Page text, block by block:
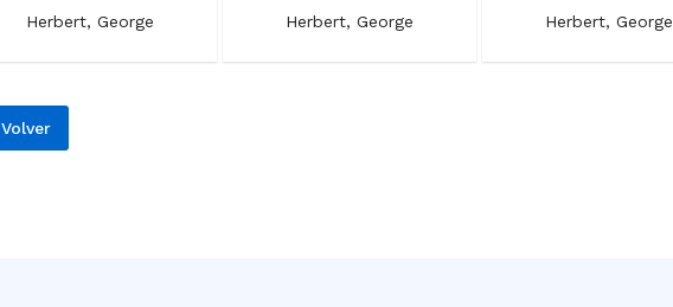
Herbert, George
Herbert, George
Herbert, George
Volver